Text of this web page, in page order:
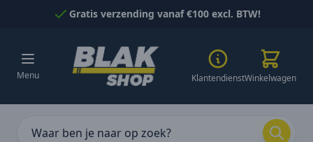
Naar inhoud gaanGratis verzending vanaf €100 excl. BTW!
Menu KlantendienstWinkelwagen